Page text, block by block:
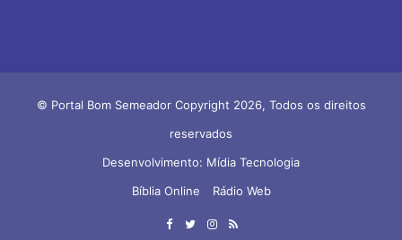
© Portal Bom Semeador Copyright 2026, Todos os direitos
reservados
Desenvolvimento: Mídia Tecnologia
Bíblia Online
Rádio Web